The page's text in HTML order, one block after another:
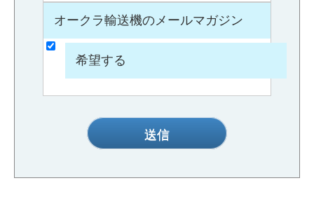
オークラ輸送機のメールマガジン
希望する
送信